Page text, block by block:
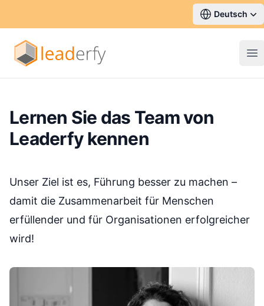
Deutsch
Lernen Sie das Team von
Leaderfy kennen
Unser Ziel ist es, Führung besser zu machen –
damit die Zusammenarbeit für Menschen
erfüllender und für Organisationen erfolgreicher
wird!